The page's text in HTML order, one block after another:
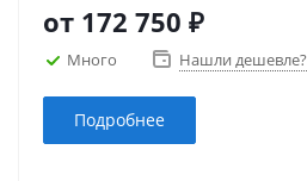
каналов.
от 172 750 ₽
Много Нашли дешевле?
Подробнее